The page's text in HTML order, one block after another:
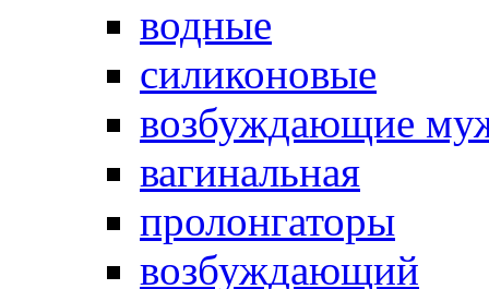
водные
силиконовые
возбуждающие
вагинальная
пролонгаторы
возбуждающий